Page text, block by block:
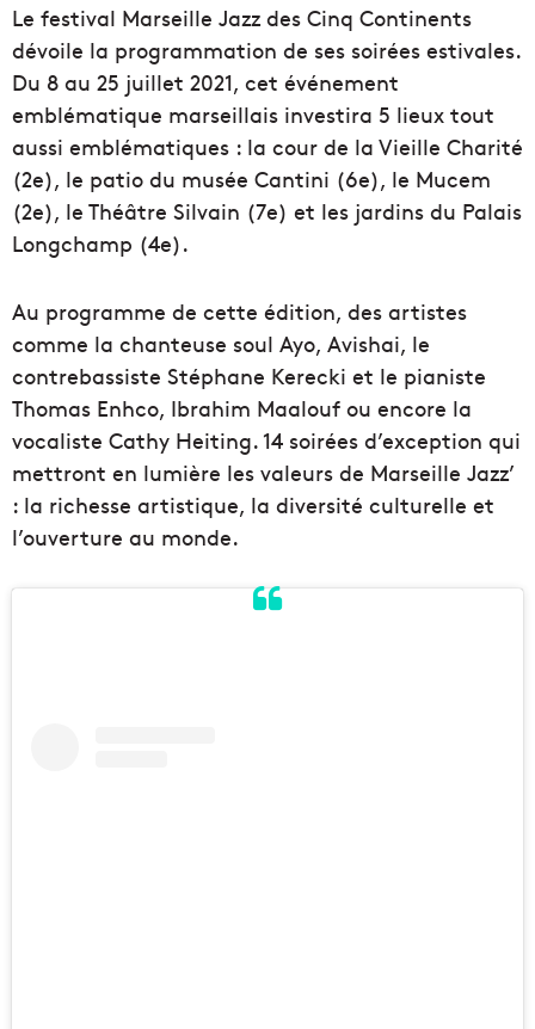
Le festival Marseille Jazz des Cinq Continents
dévoile la programmation de ses soirées estivales.
Du 8 au 25 juillet 2021, cet événement
emblématique marseillais investira 5 lieux tout
aussi emblématiques : la cour de la Vieille Charité
(2e), le patio du musée Cantini (6e), le Mucem
(2e), le Théâtre Silvain (7e) et les jardins du Palais
Longchamp (4e).
Au programme de cette édition, des artistes
comme la chanteuse soul Ayo, Avishai, le
contrebassiste Stéphane Kerecki et le pianiste
Thomas Enhco, Ibrahim Maalouf ou encore la
vocaliste Cathy Heiting. 14 soirées d’exception qui
mettront en lumière les valeurs de Marseille Jazz’
: la richesse artistique, la diversité culturelle et
l’ouverture au monde.